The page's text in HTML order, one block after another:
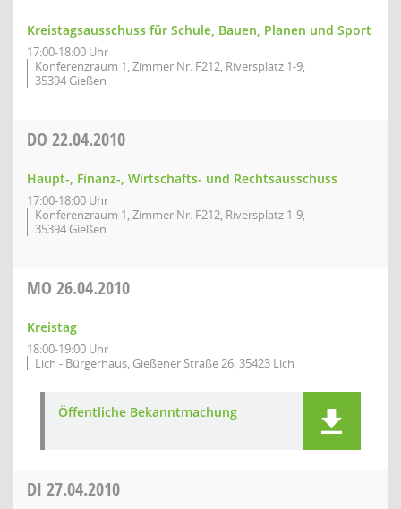
Kreistagsausschuss für Schule, Bauen, Planen und Sport
17:00-18:00 Uhr
Konferenzraum 1, Zimmer Nr. F212, Riversplatz 1-9,
35394 Gießen
DO 22.04.2010
Haupt-, Finanz-, Wirtschafts- und Rechtsausschuss
17:00-18:00 Uhr
Konferenzraum 1, Zimmer Nr. F212, Riversplatz 1-9,
35394 Gießen
MO 26.04.2010
Kreistag
18:00-19:00 Uhr
Lich - Bürgerhaus, Gießener Straße 26, 35423 Lich
Öffentliche Bekanntmachung
DI 27.04.2010